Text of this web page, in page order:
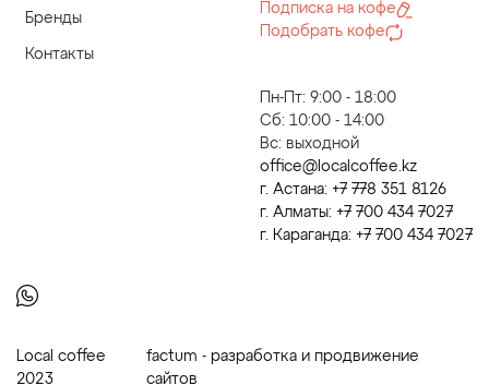
Бренды
Контакты
Пн-Пт: 9:00 - 18:00
Сб: 10:00 - 14:00
Вс: выходной
office@localcoffee.kz
г. Астана: +7 778 351 8126
г. Алматы: +7 700 434 7027
г. Караганда: +7 700 434 7027
Подписка на кофе
Подобрать кофе
Local coffee
2023
factum - разработка и продвижение
сайтов